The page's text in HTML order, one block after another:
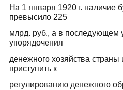
На 1 января 1920 г. наличие
превысило 225
млрд. руб., а в последующем
упорядочения
денежного хозяйства
приступить к
регулированию денежного